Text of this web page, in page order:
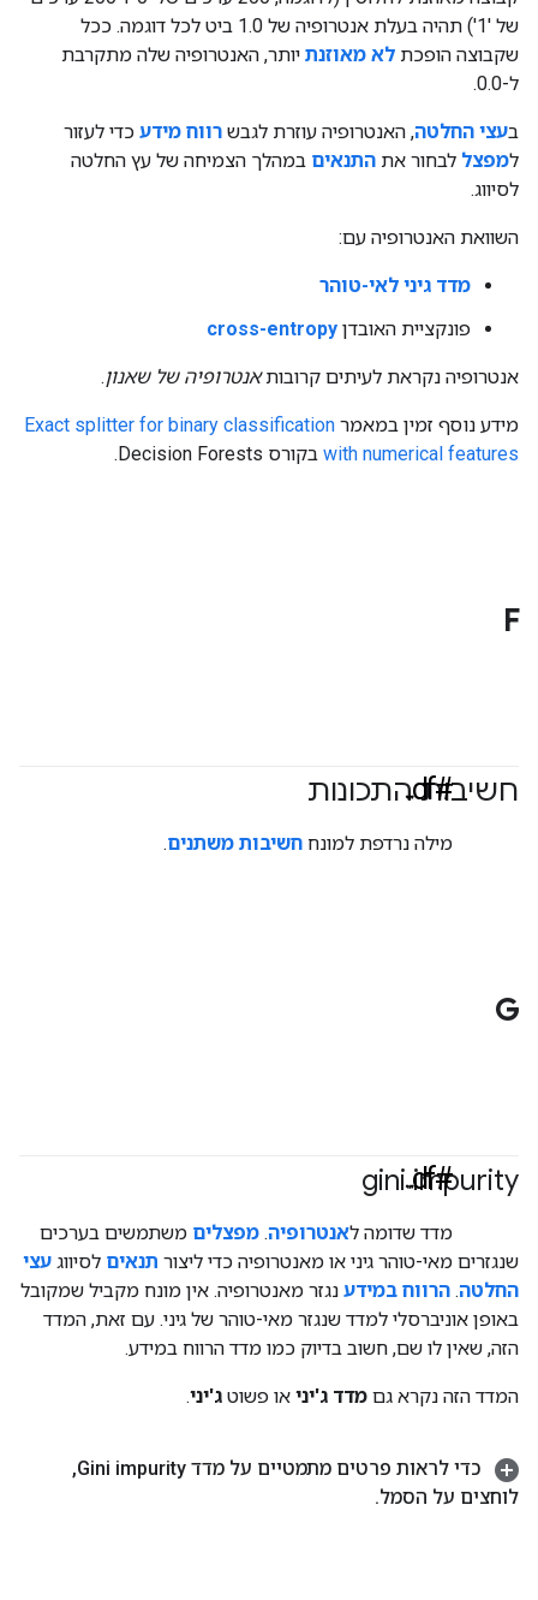
של '1') תהיה בעלת אנטרופיה של 1.0 ביט לכל דוגמה. ככל
שקבוצה הופכת לא מאוזנת יותר, האנטרופיה שלה מתקרבת
ל-0.0.
בעצי החלטה, האנטרופיה עוזרת לגבש רווח מידע כדי לעזור
למפצל לבחור את התנאים במהלך הצמיחה של עץ החלטה
לסיווג.
השוואת האנטרופיה עם:
מדד גיני לאי-טוהר
פונקציית האובדן cross-entropy
אנטרופיה נקראת לעיתים קרובותאנטרופיה של שאנון.
מידע נוסף זמין במאמר Exact splitter for binary classification
with numerical features בקורס Decision Forests.
F
חשיבות התכונות
#df #Metric
מילה נרדפת למונחחשיבות משתנים.
G
gini impurity
#df
מדד שדומה לאנטרופיה.מפצלים משתמשים בערכים
שנגזרים מאי-טוהר גיני או מאנטרופיה כדי ליצור תנאים לסיווג עצי
החלטה. הרווח במידע נגזר מאנטרופיה. אין מונח מקביל שמקובל
באופן אוניברסלי למדד שנגזר מאי-טוהר של גיני. עם זאת, המדד
הזה, שאין לו שם, חשוב בדיוק כמו מדד הרווח במידע.
המדד הזה נקרא גם מדד ג'יני או פשוט ג'יני.
כדי לראות פרטים מתמטיים על מדד Gini impurity
,
לוחצים על הסמל.